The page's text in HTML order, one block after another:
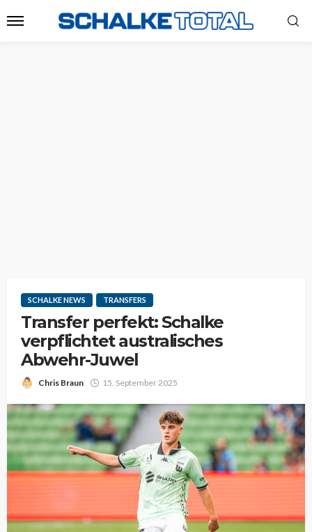
SCHALKE NEWS TRANSFERS
Transfer perfekt: Schalke
verpflichtet australisches
Abwehr-Juwel
Chris Braun 15. September 2025